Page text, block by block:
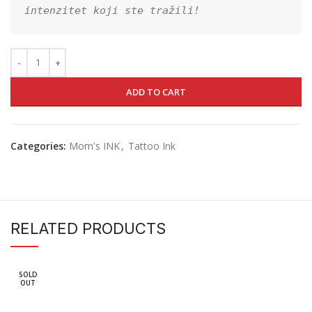
intenzitet koji ste tražili!
ADD TO CART
Categories: Mom's INK, Tattoo Ink
RELATED PRODUCTS
SOLD
OUT